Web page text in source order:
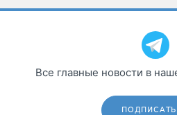
Все главные новости в